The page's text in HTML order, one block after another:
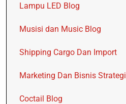
Lampu LED Blog
Musisi dan Music Blog
Shipping Cargo Dan Import
Marketing Dan Bisnis Strategi
Coctail Blog